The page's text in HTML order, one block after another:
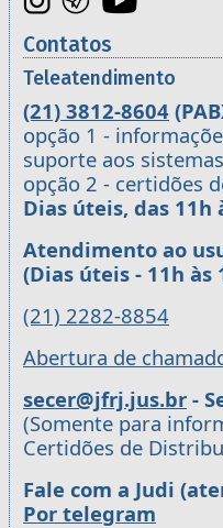
Contatos
Teleatendimento
(21) 3812-8604
opção 1 -
suporte aos
opção 2 - certidões
Dias úteis, das 11h
Atendimento ao
(Dias úteis - 11h às
(21) 2282-8854
Abertura de
secer@jfrj.jus.br -
(Somente para
Certidões de
Fale com a Judi
Por telegram